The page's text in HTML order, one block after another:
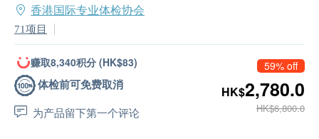
香港国际专业体检协会
71项目
赚取8,340积分 (HK$83)
体检前可免费取消
为产品留下第一个评论
59% off
HK$2,780.0
HK$6,800.0